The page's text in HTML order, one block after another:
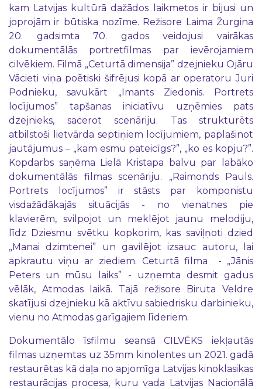
kam Latvijas kultūrā dažādos laikmetos ir bijusi un
joprojām ir būtiska nozīme. Režisore Laima Žurgina
20. gadsimta 70. gados veidojusi vairākas
dokumentālās portretfilmas par ievērojamiem
cilvēkiem. Filmā „Ceturtā dimensija” dzejnieku Ojāru
Vācieti viņa poētiski šifrējusi kopā ar operatoru Juri
Podnieku, savukārt „Imants Ziedonis. Portrets
locījumos” tapšanas iniciatīvu uzņēmies pats
dzejnieks, sacerot scenāriju. Tas strukturēts
atbilstoši lietvārda septiņiem locījumiem, paplašinot
jautājumus – „kam esmu pateicīgs?”, „ko es kopju?”.
Kopdarbs saņēma Lielā Kristapa balvu par labāko
dokumentālās filmas scenāriju. „Raimonds Pauls.
Portrets locījumos” ir stāsts par komponistu
visdažādākajās situācijās - no vienatnes pie
klavierēm, svilpojot un meklējot jaunu melodiju,
līdz Dziesmu svētku kopkorim, kas saviļņoti dzied
„Manai dzimtenei” un gavilējot izsauc autoru, lai
apkrautu viņu ar ziediem. Ceturtā filma - „Jānis
Peters un mūsu laiks” - uzņemta desmit gadus
vēlāk, Atmodas laikā. Tajā režisore Biruta Veldre
skatījusi dzejnieku kā aktīvu sabiedrisku darbinieku,
vienu no Atmodas garīgajiem līderiem.
Dokumentālo īsfilmu seansā CILVĒKS iekļautās
filmas uzņemtas uz 35mm kinolentes un 2021. gadā
restaurētas kā daļa no apjomīga Latvijas kinoklasikas
restaurācijas procesa, kuru vada Latvijas Nacionālā